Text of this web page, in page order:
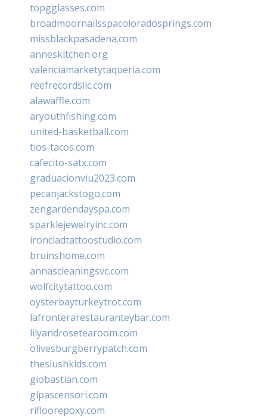
topgglasses.com
broadmoornailsspacoloradosprings.com
missblackpasadena.com
anneskitchen.org
valenciamarketytaqueria.com
reefrecordsllc.com
alawaffle.com
aryouthfishing.com
united-basketball.com
tios-tacos.com
cafecito-satx.com
graduacionviu2023.com
pecanjackstogo.com
zengardendayspa.com
sparklejewelryinc.com
ironcladtattoostudio.com
bruinshome.com
annascleaningsvc.com
wolfcitytattoo.com
oysterbayturkeytrot.com
lafronterarestauranteybar.com
lilyandrosetearoom.com
olivesburgberrypatch.com
theslushkids.com
giobastian.com
glpascensori.com
rifloorepoxy.com